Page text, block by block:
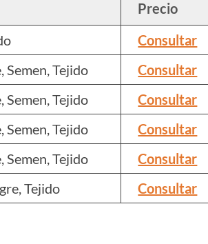
Precio
Consultar
Semen, Tejido
Consultar
Semen, Tejido
Consultar
Semen, Tejido
Consultar
Semen, Tejido
Consultar
Tejido Consultar